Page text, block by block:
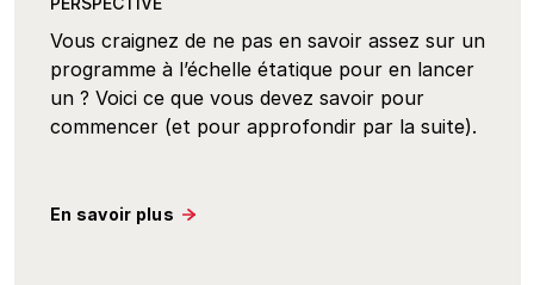
Vous craignez de ne pas en savoir assez sur un
programme à l’échelle étatique pour en lancer
un ? Voici ce que vous devez savoir pour
commencer (et pour approfondir par la suite).
En savoir plus